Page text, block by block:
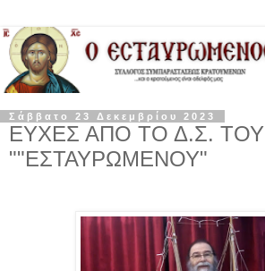
Σάββατο 23 Δεκεμβρίου 2023
ΕΥΧΕΣ ΑΠΟ ΤΟ Δ.Σ. ΤΟΥ
""ΕΣΤΑΥΡΩΜΕΝΟΥ"